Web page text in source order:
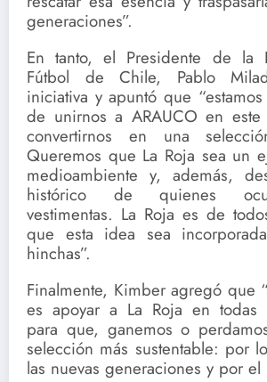
generaciones”.
En tanto, el Presidente de la
Fútbol de Chile, Pablo
iniciativa y apuntó que
de unirnos a ARAUCO en
convertirnos en una
Queremos que La Roja sea un
medioambiente y, además,
histórico de quienes
vestimentas. La Roja es de
que esta idea sea
hinchas”.
Finalmente, Kimber agregó que
es apoyar a La Roja en todas
para que, ganemos o
selección más sustentable: por
las nuevas generaciones y por el